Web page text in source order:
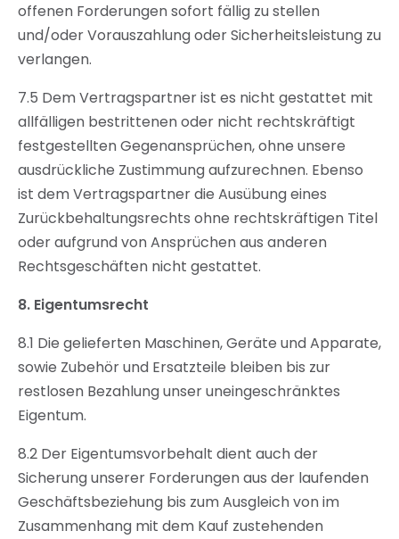
offenen Forderungen sofort fällig zu stellen
und/oder Vorauszahlung oder Sicherheitsleistung zu
verlangen.
7.5 Dem Vertragspartner ist es nicht gestattet mit
allfälligen bestrittenen oder nicht rechtskräftigt
festgestellten Gegenansprüchen, ohne unsere
ausdrückliche Zustimmung aufzurechnen. Ebenso
ist dem Vertragspartner die Ausübung eines
Zurückbehaltungsrechts ohne rechtskräftigen Titel
oder aufgrund von Ansprüchen aus anderen
Rechtsgeschäften nicht gestattet.
8. Eigentumsrecht
8.1 Die gelieferten Maschinen, Geräte und Apparate,
sowie Zubehör und Ersatzteile bleiben bis zur
restlosen Bezahlung unser uneingeschränktes
Eigentum.
8.2 Der Eigentumsvorbehalt dient auch der
Sicherung unserer Forderungen aus der laufenden
Geschäftsbeziehung bis zum Ausgleich von im
Zusammenhang mit dem Kauf zustehenden